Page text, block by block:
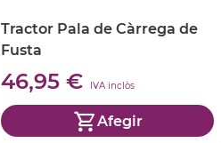
Tractor Pala de Càrrega de
Fusta
46,95 € IVA inclòs
Afegir